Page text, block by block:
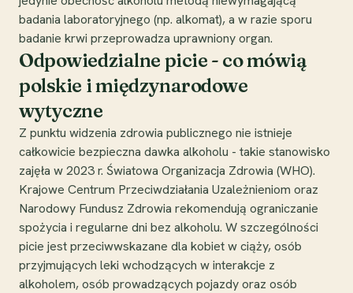
badania laboratoryjnego (np. alkomat), a w razie sporu
badanie krwi przeprowadza uprawniony organ.
Odpowiedzialne picie - co mówią
polskie i międzynarodowe
wytyczne
Z punktu widzenia zdrowia publicznego nie istnieje
całkowicie bezpieczna dawka alkoholu - takie stanowisko
zajęła w 2023 r. Światowa Organizacja Zdrowia (WHO).
Krajowe Centrum Przeciwdziałania Uzależnieniom oraz
Narodowy Fundusz Zdrowia rekomendują ograniczanie
spożycia i regularne dni bez alkoholu. W szczególności
picie jest przeciwwskazane dla kobiet w ciąży, osób
przyjmujących leki wchodzących w interakcje z
alkoholem, osób prowadzących pojazdy oraz osób